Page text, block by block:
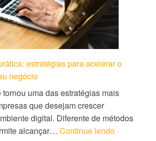
estratégias para acelerar o
negócio
uma das estratégias mais
que desejam crescer
digital. Diferente de métodos
alcançar… Continue lendo